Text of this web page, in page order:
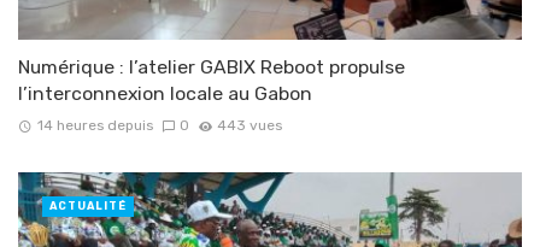
Numérique : l’atelier GABIX Reboot propulse
l’interconnexion locale au Gabon
14 heures depuis 0 443 vues
ACTUALITÉ